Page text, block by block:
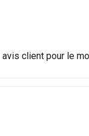
avis client pour le